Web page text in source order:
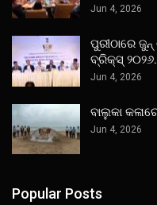
Jun 4, 2026
ପୁରୀଠାରେ
ବ୍ରିକ୍ସ୍
Jun 4, 2026
ବାଲୁକା
Jun 4, 2026
Popular Posts